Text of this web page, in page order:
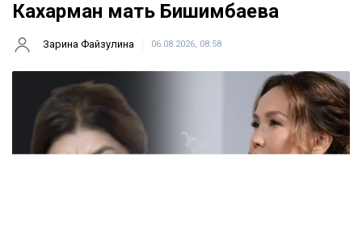
Кахарман мать Бишимбаева
Зарина Файзулина 06.08.2026, 08:58